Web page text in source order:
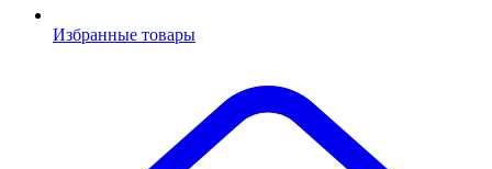
Избранные товары